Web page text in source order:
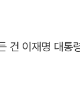
건 이재명 대통